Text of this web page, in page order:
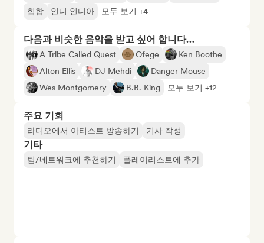
힙합
인디 인디아 모두 보기 +4
다음과 비슷한 음악을 받고 싶어 합니다…
A Tribe Called Quest Ofege
Ken Boothe
Alton Ellis
DJ Mehdi
Danger Mouse
Wes Montgomery
B.B. King 모두 보기 +12
주요 기회
라디오에서 아티스트 방송하기 기사 작성
기타
팀/네트워크에 추천하기 플레이리스트에 추가